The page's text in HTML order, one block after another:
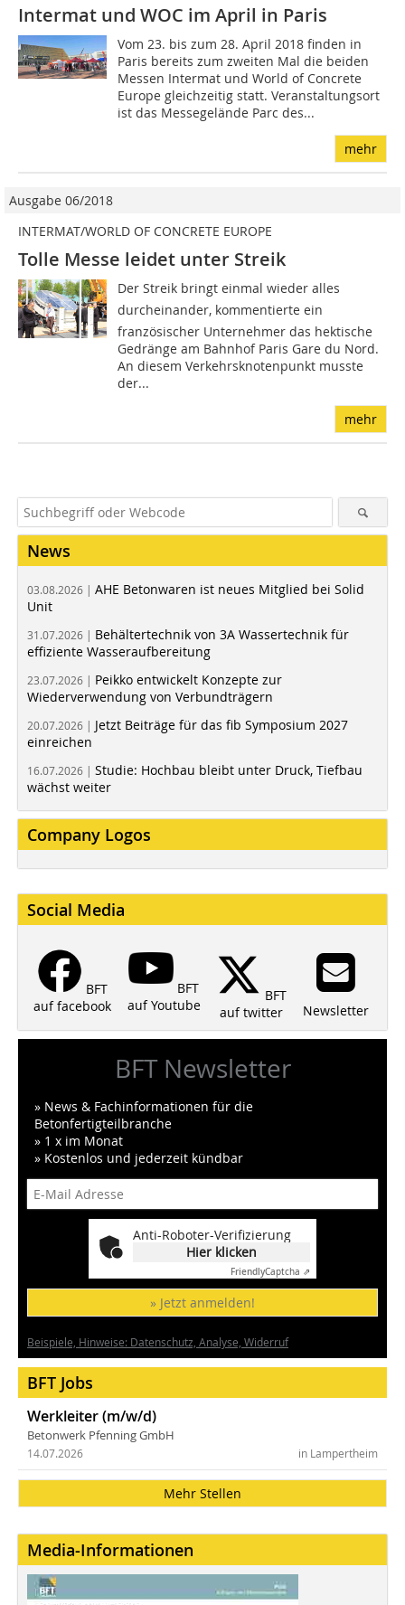
Intermat und WOC im April in Paris
Vom 23. bis zum 28. April 2018 finden in
Paris bereits zum zweiten Mal die beiden
Messen Intermat und World of Concrete
Europe gleichzeitig statt. Veranstaltungsort
ist das Messegelände Parc des...
mehr
Ausgabe 06/2018
INTERMAT/WORLD OF CONCRETE EUROPE
Tolle Messe leidet unter Streik
Der Streik bringt einmal wieder alles
durcheinander, kommentierte ein
französischer Unternehmer das hektische
Gedränge am Bahnhof Paris Gare du Nord.
An diesem Verkehrsknotenpunkt musste
der...
mehr
News
03.08.2026 | AHE Betonwaren ist neues Mitglied bei Solid
Unit
31.07.2026 | Behältertechnik von 3A Wassertechnik für
effiziente Wasseraufbereitung
23.07.2026 | Peikko entwickelt Konzepte zur
Wiederverwendung von Verbundträgern
20.07.2026 | Jetzt Beiträge für das fib Symposium 2027
einreichen
16.07.2026 | Studie: Hochbau bleibt unter Druck, Tiefbau
wächst weiter
Company Logos
Social Media
BFT
auf facebook
BFT
auf Youtube
BFT
auf twitter
Newsletter
BFT Newsletter
» News & Fachinformationen für die
Betonfertigteilbranche
» 1 x im Monat
» Kostenlos und jederzeit kündbar
Anti-Roboter-Verifizierung
Hier klicken
FriendlyCaptcha ⇗
» Jetzt anmelden!
Beispiele, Hinweise: Datenschutz, Analyse, Widerruf
BFT Jobs
Werkleiter (m/w/d)
Betonwerk Pfenning GmbH
in Lampertheim
14.07.2026
Mehr Stellen
Media-Informationen